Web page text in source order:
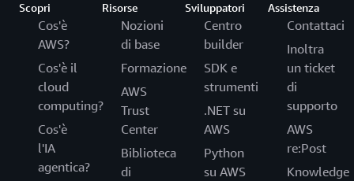
Scopri
Cos'è
AWS?
Cos'è il
cloud
computing?
Cos'è
l'IA
agentica?
Risorse
Nozioni
di base
Formazione
AWS
Trust
Center
Biblioteca
di
Sviluppatori
Centro
builder
SDK e
strumenti
.NET su
AWS
Python
su AWS
Assistenza
Contattaci
Inoltra
un ticket
di
supporto
AWS
re:Post
Knowledge